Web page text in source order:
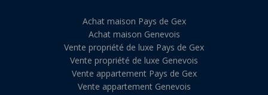
Achat maison Pays de Gex
Achat maison Genevois
Vente propriété de luxe Pays de Gex
Vente propriété de luxe Genevois
Vente appartement Pays de Gex
Vente appartement Genevois